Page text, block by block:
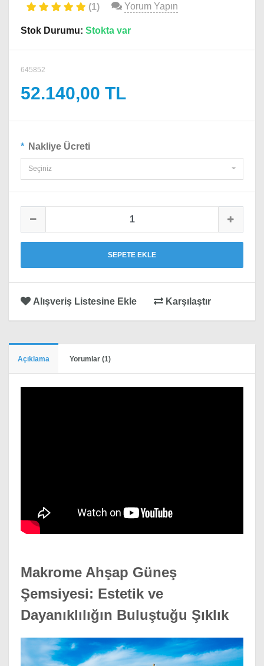
(1) Yorum Yapın
Stok Durumu: Stokta var
645852
52.140,00 TL
Nakliye Ücreti
Seçiniz
SEPETE EKLE
Alışveriş Listesine Ekle Karşılaştır
Açıklama Yorumlar (1)
Makrome Ahşap Güneş
Şemsiyesi: Estetik ve
Dayanıklılığın Buluştuğu Şıklık